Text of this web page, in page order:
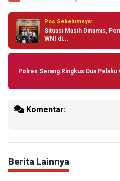
Pos Sebelumnya:
Situasi Masih Dinamis,
WNI di...
Polres Serang Ringkus Dua
Komentar:
Berita Lainnya